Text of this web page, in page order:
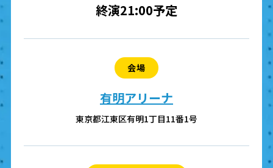
終演21:00予定
会場
有明アリーナ
東京都江東区有明1丁目11番1号